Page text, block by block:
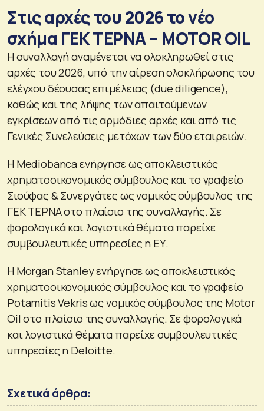
Στις αρχές του 2026 το νέο
σχήμα ΓΕΚ ΤΕΡΝΑ – MOTOR OIL
Η συναλλαγή αναμένεται να ολοκληρωθεί στις
αρχές του 2026, υπό την αίρεση ολοκλήρωσης του
ελέγχου δέουσας επιμέλειας (due diligence),
καθώς και της λήψης των απαιτούμενων
εγκρίσεων από τις αρμόδιες αρχές και από τις
Γενικές Συνελεύσεις μετόχων των δύο εταιρειών.
Η Mediobanca ενήργησε ως αποκλειστικός
χρηματοοικονομικός σύμβουλος και το γραφείο
Σιούφας & Συνεργάτες ως νομικός σύμβουλος της
ΓΕΚ ΤΕΡΝΑ στο πλαίσιο της συναλλαγής. Σε
φορολογικά και λογιστικά θέματα παρείχε
συμβουλευτικές υπηρεσίες η ΕΥ.
H Morgan Stanley ενήργησε ως αποκλειστικός
χρηματοοικονομικός σύμβουλος και το γραφείο
Potamitis Vekris ως νομικός σύμβουλος της Motor
Oil στο πλαίσιο της συναλλαγής. Σε φορολογικά
και λογιστικά θέματα παρείχε συμβουλευτικές
υπηρεσίες η Deloitte.
Σχετικά άρθρα: